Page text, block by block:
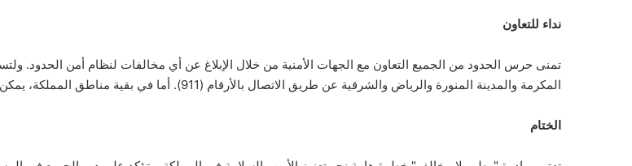
نداء للتعاون
تمنى حرس الحدود من الجميع التعاون مع الجهات الأمنية من خلال الإبلاغ عن أي مخالفات لنظام أمن الحدود.
المكرمة والمدينة المنورة والرياض والشرقية عن طريق الاتصال بالأرقام (911). أما في بقية مناطق المملكة، يمكن الاتصال بالأرقام (994) و (999) و (996).
الختام